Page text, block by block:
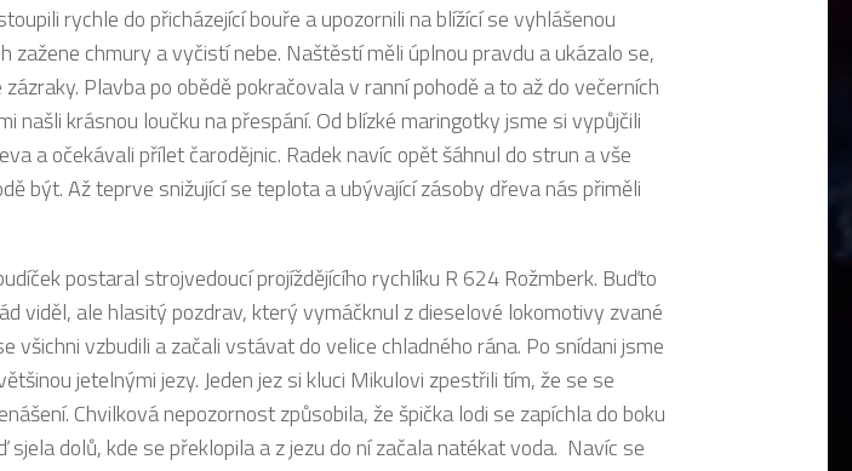
rychle do přicházející bouře a upozornili na blížící se vyhlášenou
zažene chmury a vyčistí nebe. Naštěstí měli úplnou pravdu a ukázalo se,
Plavba po obědě pokračovala v ranní pohodě a to až do večerních
našli krásnou loučku na přespání. Od blízké maringotky jsme si vypůjčili
a očekávali přílet čarodějnic. Radek navíc opět šáhnul do strun a vše
být. Až teprve snižující se teplota a ubývající zásoby dřeva nás přiměli
postaral strojvedoucí projíždějícího rychlíku R 624 Rožmberk. Buďto
viděl, ale hlasitý pozdrav, který vymáčknul z dieselové lokomotivy zvané
všichni vzbudili a začali vstávat do velice chladného rána. Po snídani jsme
jetelnými jezy. Jeden jez si kluci Mikulovi zpestřili tím, že se se
Chvilková nepozornost způsobila, že špička lodi se zapíchla do boku
sjela dolů, kde se překlopila a z jezu do ní začala natékat voda. Navíc se